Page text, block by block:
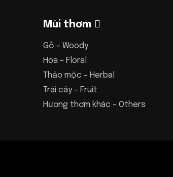
Mùi thơm
Gỗ – Woody
Hoa – Floral
Thảo mộc – Herbal
Trái cây – Fruit
Hương thơm khác – Others